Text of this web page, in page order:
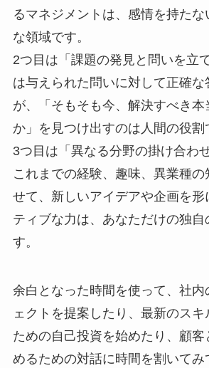
るマネジメントは、感情を持た
な領域です。
2つ目は「課題の発見と問いを立
は与えられた問いに対して正確な
が、「そもそも今、解決すべき本
か」を見つけ出すのは人間の役割
3つ目は「異なる分野の掛け合わ
これまでの経験、趣味、異業種
せて、新しいアイデアや企画を形
ティブな力は、あなただけの独自
す。
余白となった時間を使って、社内
ェクトを提案したり、最新のス
ための自己投資を始めたり、顧客
めるための対話に時間を割いてみ